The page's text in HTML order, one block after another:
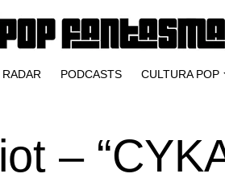
RADAR PODCASTS CULTURA POP
–